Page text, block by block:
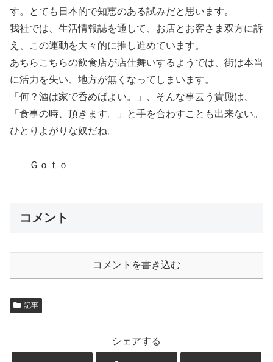
す。とても日本的で知恵のある試みだと思います。
我社では、生活情報誌を通して、お店とお客さま双方に訴
え、この運動を大々的に推し進めています。
あちらこちらの飲食店が店仕舞いするようでは、街は本当
に活力を失い、地方が無くなってしまいます。
「何？酒は家で呑めばよい。」、そんな事云う貴殿は、
「食事の時、頂きます。」と手を合わすことも出来ない。
ひとりよがりな奴だね。
Ｇｏｔｏ
コメント
コメントを書き込む
記事
シェアする